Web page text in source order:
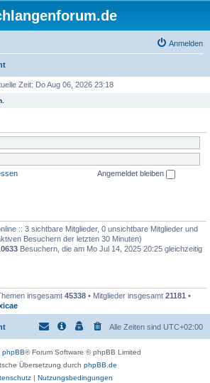
Anmelden
Zeit: Do Aug 06, 2026 23:18
Angemeldet bleiben
:: 3 sichtbare Mitglieder, 0 unsichtbare Mitglieder und
Besuchern der letzten 30 Minuten)
Besuchern, die am Mo Jul 14, 2025 20:25 gleichzeitig
insgesamt 45338 • Mitglieder insgesamt 21181 •
Alle Zeiten sind UTC+02:00
phpBB® Forum Software © phpBB Limited
Übersetzung durch phpBB.de
| Nutzungsbedingungen